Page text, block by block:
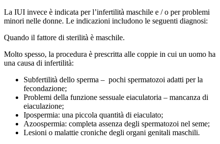
La IUI invece è indicata per l’infertilità maschile e / o per problemi
minori nelle donne. Le indicazioni includono le seguenti diagnosi:
Quando il fattore di sterilità è maschile.
Molto spesso, la procedura è prescritta alle coppie in cui un uomo ha
una causa di infertilità:
Subfertilità dello sperma – pochi spermatozoi adatti per la
fecondazione;
Problemi della funzione sessuale eiaculatoria – mancanza di
eiaculazione;
Ipospermia: una piccola quantità di eiaculato;
Azoospermia: completa assenza degli spermatozoi nel seme;
Lesioni o malattie croniche degli organi genitali maschili.